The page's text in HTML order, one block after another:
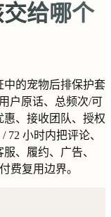
给哪个
中的宠物后排保护套
户原话、总频次/可
惠、接收团队、授权
72 小时内把评论、
、履约、广告、
费复用边界。